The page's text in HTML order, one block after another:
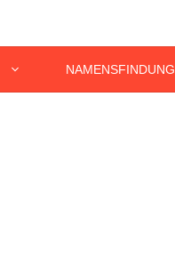
NAMENSFINDUNG